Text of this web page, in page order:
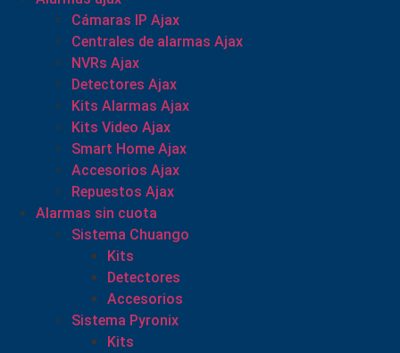
Cámaras IP Ajax
Centrales de alarmas Ajax
NVRs Ajax
Detectores Ajax
Kits Alarmas Ajax
Kits Video Ajax
Smart Home Ajax
Accesorios Ajax
Repuestos Ajax
Alarmas sin cuota
Sistema Chuango
Kits
Detectores
Accesorios
Sistema Pyronix
Kits